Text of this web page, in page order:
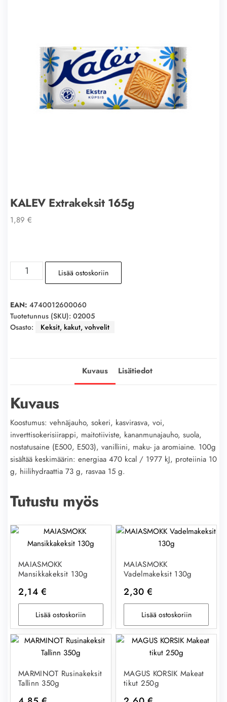
KALEV Extrakeksit 165g
1,89 €
KALEV
Extrakeksit
määrä
Lisää ostoskoriin
EAN: 4740012600060
Tuotetunnus (SKU): 02005
Osasto:
Keksit, kakut, vohvelit
Kuvaus Lisätiedot
Kuvaus
Koostumus: vehnäjauho, sokeri, kasvirasva, voi,
inverttisokerisiirappi, maitotiiviste, kananmunajauho, suola,
nostatusaine (E500, E503), vanilliini, maku- ja aromiaine. 100g
sisältää keskimäärin: energiaa 470 kcal / 1977 kJ, proteiinia 10
g, hiilihydraattia 73 g, rasvaa 15 g.
Tutustu myös
MAIASMOKK
Mansikkakeksit 130g
2,14 €
Lisää ostoskoriin
MAIASMOKK
Vadelmakeksit 130g
2,30 €
Lisää ostoskoriin
MARMINOT Rusinakeksit
Tallinn 350g
MAGUS KORSIK Makeat
tikut 250g